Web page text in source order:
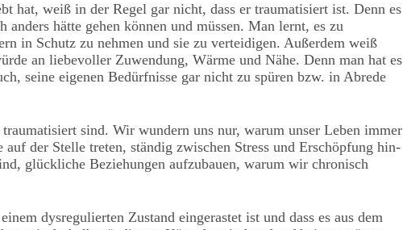
hat, weiß in der Regel gar nicht, dass er traumatisiert ist. Denn es
hätte gehen können und müssen. Man lernt, es zu
in Schutz zu nehmen und sie zu verteidigen. Außerdem weiß
an liebevoller Zuwendung, Wärme und Nähe. Denn man hat es
seine eigenen Bedürfnisse gar nicht zu spüren bzw. in Abrede
sind. Wir wundern uns nur, warum unser Leben immer
der Stelle treten, ständig zwischen Stress und Erschöpfung hin-
glückliche Beziehungen aufzubauen, warum wir chronisch
dysregulierten Zustand eingerastet ist und dass es aus dem